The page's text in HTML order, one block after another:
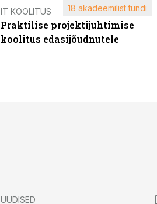
IT KOOLITUS
Praktilise projektijuhtimise
koolitus edasijõudnutele
18 akadeemilist tundi
UUDISED